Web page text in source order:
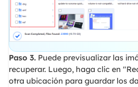
Paso 3.Puede previsualizar las
recuperar. Luego, haga clic en
otra ubicación para guardar los